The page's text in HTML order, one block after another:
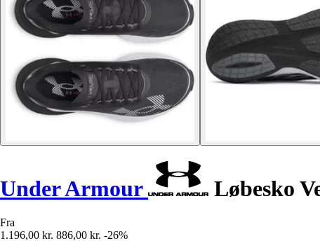
Under Armour Løbesko
Fra
1.196,00 kr. 886,00 kr. -26%